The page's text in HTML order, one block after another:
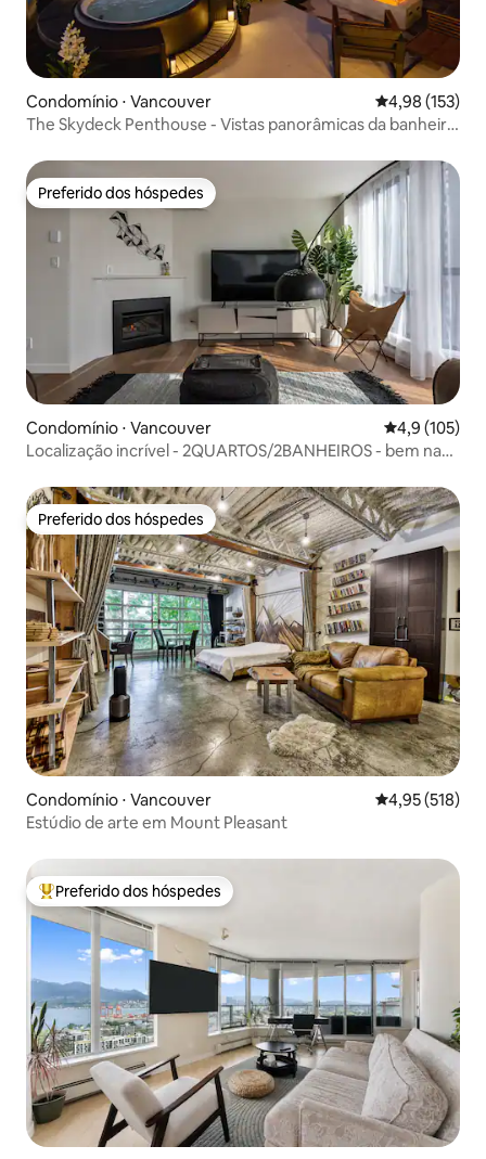
Condomínio ⋅ Vancouver 4,98 de uma
4,98 (153)
The Skydeck Penthouse - Vistas panorâmicas da banheira
Preferido dos hóspedes
Preferido dos hóspedes
Condomínio ⋅ Vancouver 4,9 de uma
4,9 (105)
Localização incrível - 2QUARTOS/2BANHEIROS - bem na
Preferido dos hóspedes
Preferido dos hóspedes
Condomínio ⋅ Vancouver 4,95 de uma
4,95 (518)
Estúdio de arte em Mount Pleasant
Entre os melhores preferidos dos hóspedes
Preferido dos hóspedes